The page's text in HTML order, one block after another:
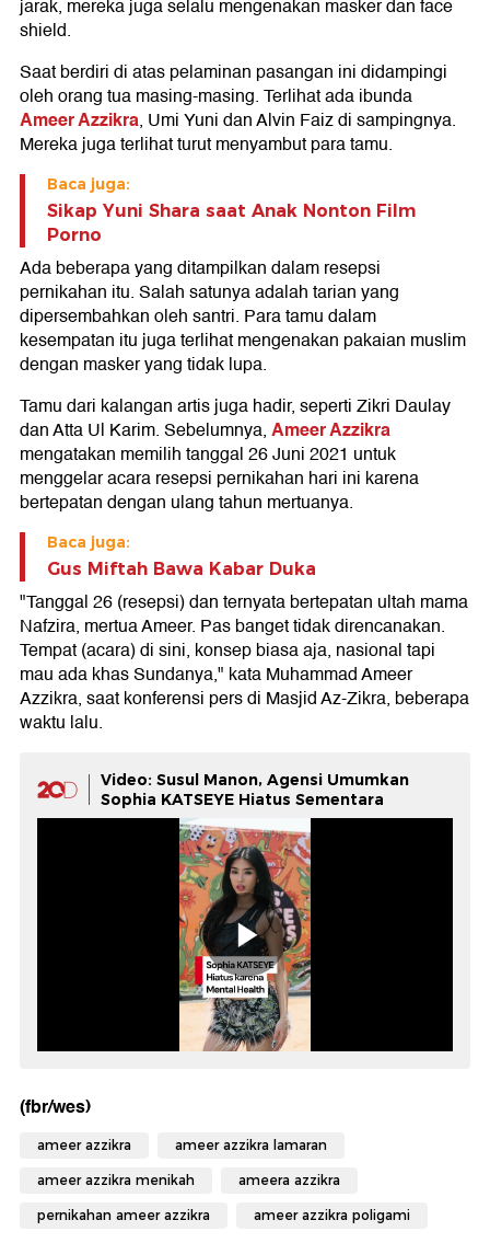
jarak, mereka juga selalu mengenakan masker dan face
shield.
Saat berdiri di atas pelaminan pasangan ini didampingi
oleh orang tua masing-masing. Terlihat ada ibunda
Ameer Azzikra, Umi Yuni dan Alvin Faiz di sampingnya.
Mereka juga terlihat turut menyambut para tamu.
Baca juga:
Sikap Yuni Shara saat Anak Nonton Film
Porno
Ada beberapa yang ditampilkan dalam resepsi
pernikahan itu. Salah satunya adalah tarian yang
dipersembahkan oleh santri. Para tamu dalam
kesempatan itu juga terlihat mengenakan pakaian muslim
dengan masker yang tidak lupa.
Tamu dari kalangan artis juga hadir, seperti Zikri Daulay
dan Atta Ul Karim. Sebelumnya,Ameer Azzikra
mengatakan memilih tanggal 26 Juni 2021 untuk
menggelar acara resepsi pernikahan hari ini karena
bertepatan dengan ulang tahun mertuanya.
Baca juga:
Gus Miftah Bawa Kabar Duka
"Tanggal 26 (resepsi) dan ternyata bertepatan ultah mama
Nafzira, mertua Ameer. Pas banget tidak direncanakan.
Tempat (acara) di sini, konsep biasa aja, nasional tapi
mau ada khas Sundanya," kata Muhammad Ameer
Azzikra, saat konferensi pers di Masjid Az-Zikra, beberapa
waktu lalu.
Video: Susul Manon, Agensi Umumkan
Sophia KATSEYE Hiatus Sementara
(fbr/wes)
ameer azzikra ameer azzikra lamaran
ameer azzikra menikah ameera azzikra
pernikahan ameer azzikra ameer azzikra poligami